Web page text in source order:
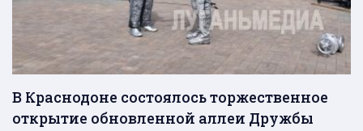
В Краснодоне состоялось торжественное
открытие обновленной аллеи Дружбы